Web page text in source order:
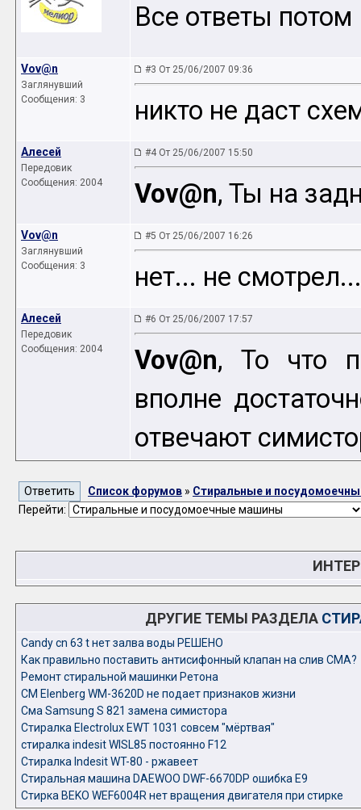
Все ответы потом
Vov@n
Заглянувший
Сообщения: 3
#3 От 25/06/2007 09:36
никто не даст
Алесей
Передовик
Сообщения: 2004
#4 От 25/06/2007 15:50
Vov@n, Ты на
Vov@n
Заглянувший
Сообщения: 3
#5 От 25/06/2007 16:26
нет... не
Алесей
Передовик
Сообщения: 2004
#6 От 25/06/2007 17:57
Vov@n, То что
вполне
отвечают
Список форумов » Стиральные и
Перейти:
ДРУГИЕ ТЕМЫ РАЗДЕЛА
Candy cn 63 t нет залва воды РЕШЕНО
Как правильно поставить антисифонный клапан на слив СМА?
Ремонт стиральной машинки Ретона
СМ Elenberg WM-3620D не подает признаков жизни
Сма Samsung S 821 замена симистора
Стиралка Electrolux EWT 1031 совсем "мёртвая"
стиралка indesit WISL85 постоянно F12
Стиралка Indesit WT-80 - ржавеет
Стиральная машина DAEWOO DWF-6670DP ошибка Е9
Стирка BEKO WEF6004R нет вращения двигателя при стирке